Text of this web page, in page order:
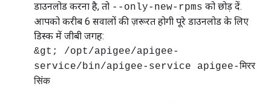
डाउनलोड करना है, तो --only-new-rpms को छोड़ दें.
आपको करीब 6 सवालों की ज़रूरत होगी पूरे डाउनलोड के लिए
डिस्क में जीबी जगह:
&gt; /opt/apigee/apigee-
service/bin/apigee-service apigee-मिरर
सिंक